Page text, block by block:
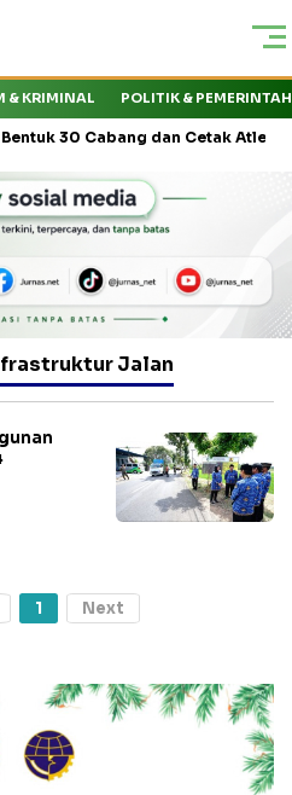
& KRIMINAL POLITIK &
Cabang dan Cetak Atlet Nasional
Jalan
1 Next